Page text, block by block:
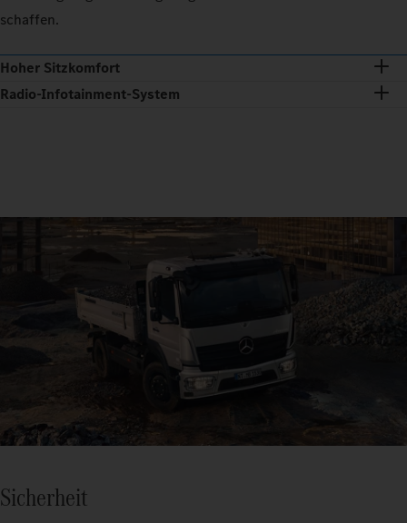
schaffen.
Hoher Sitzkomfort
Radio-Infotainment-System
Sicherheit